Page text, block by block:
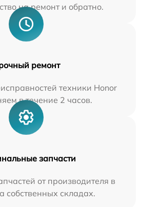
на ремонт и обратно.
ремонт
техники Honor
в течение 2 часов.
запчасти
от производителя в
собственных складах.